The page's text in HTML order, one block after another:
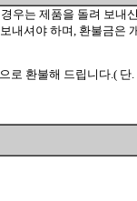
우는 제품을 돌려 보내
내셔야 하며, 환불금은
로 환불해 드립니다.( 단